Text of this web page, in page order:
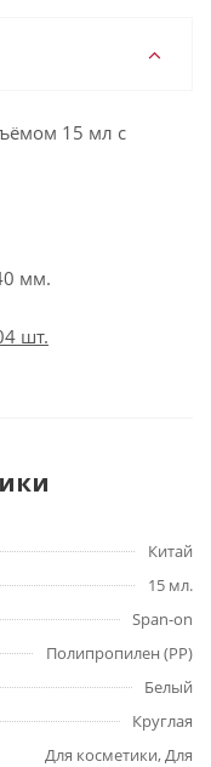
15 мл с
мм.
шт.
Китай
15 мл.
Span-on
Полипропилен (PP)
Белый
Круглая
Для косметики, Для